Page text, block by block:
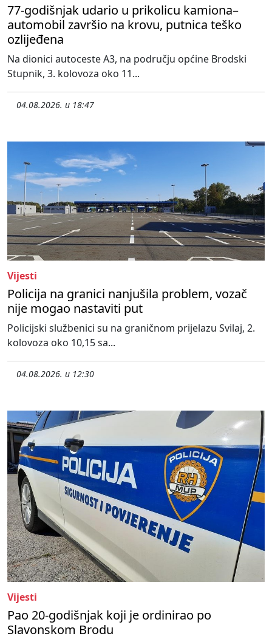
77-godišnjak udario u prikolicu kamiona–
automobil završio na krovu, putnica teško
ozlijeđena
Na dionici autoceste A3, na području općine Brodski
Stupnik, 3. kolovoza oko 11...
04.08.2026. u 18:47
Vijesti
Policija na granici nanjušila problem, vozač
nije mogao nastaviti put
Policijski službenici su na graničnom prijelazu Svilaj, 2.
kolovoza oko 10,15 sa...
04.08.2026. u 12:30
Vijesti
Pao 20-godišnjak koji je ordinirao po
Slavonskom Brodu